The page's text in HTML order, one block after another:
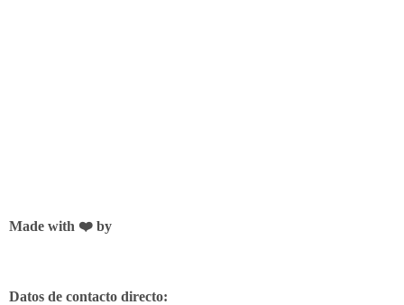
Made with ❤️ by
Datos de contacto directo: